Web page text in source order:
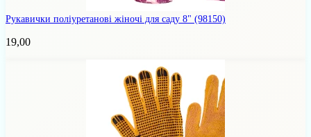
Рукавички поліуретанові жіночі для саду 8" (98150)
19,00